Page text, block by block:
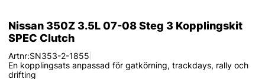
Nissan 350Z 3.5L 07-08 Steg 3 Kopplingskit
SPEC Clutch
Artnr:SN353-2-1855
En kopplingsats anpassad för gatkörning, trackdays, rally och
drifting